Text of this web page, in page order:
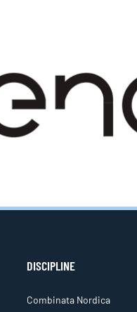
DISCIPLINE
Combinata Nordica